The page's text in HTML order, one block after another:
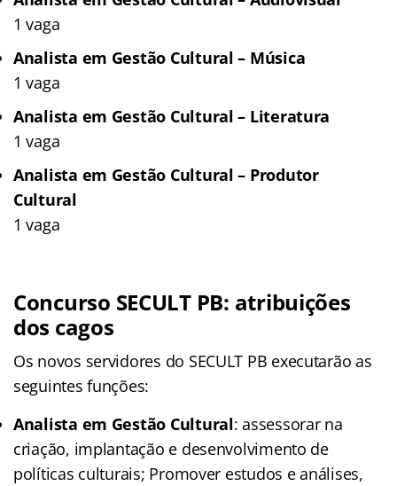
1 vaga
Analista em Gestão Cultural – Música
1 vaga
Analista em Gestão Cultural – Literatura
1 vaga
Analista em Gestão Cultural – Produtor
Cultural
1 vaga
Concurso SECULT PB: atribuições
dos cagos
Os novos servidores do SECULT PB executarão as
seguintes funções:
Analista em Gestão Cultural: assessorar na
criação, implantação e desenvolvimento de
políticas culturais; Promover estudos e análises,